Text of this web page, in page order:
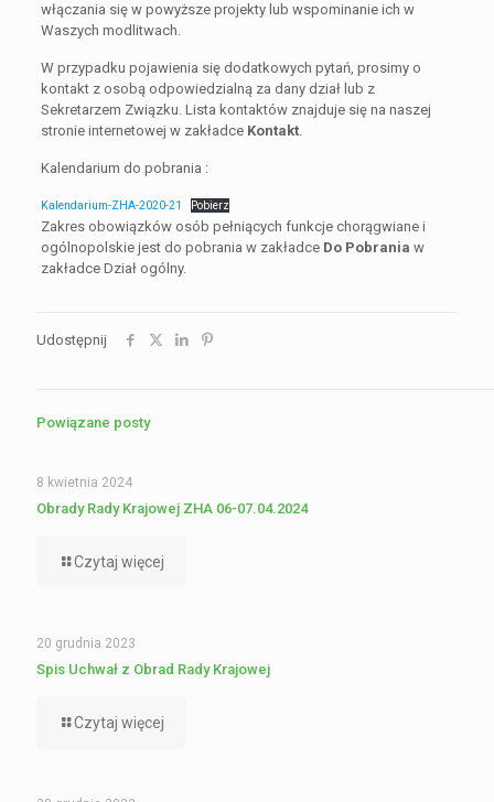
włączania się w powyższe projekty lub wspominanie ich w
Waszych modlitwach.
W przypadku pojawienia się dodatkowych pytań, prosimy o
kontakt z osobą odpowiedzialną za dany dział lub z
Sekretarzem Związku. Lista kontaktów znajduje się na naszej
stronie internetowej w zakładce Kontakt.
Kalendarium do pobrania :
Kalendarium-ZHA-2020-21 Pobierz
Zakres obowiązków osób pełniących funkcje chorągwiane i
ogólnopolskie jest do pobrania w zakładce Do Pobrania w
zakładce Dział ogólny.
Udostępnij
Powiązane posty
8 kwietnia 2024
Obrady Rady Krajowej ZHA 06-07.04.2024
Czytaj więcej
20 grudnia 2023
Spis Uchwał z Obrad Rady Krajowej
Czytaj więcej